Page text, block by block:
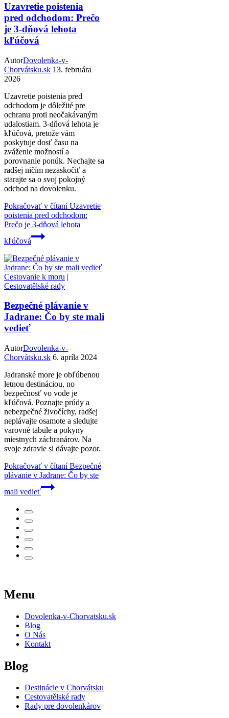
Uzavretie poistenia
pred odchodom: Prečo
je 3-dňová lehota
kľúčová
AutorDovolenka-v-
Chorvátsku.sk 13. februára
2026
Uzavretie poistenia pred
odchodom je dôležité pre
ochranu proti neočakávaným
udalostiam. 3-dňová lehota je
kľúčová, pretože vám
poskytuje dosť času na
zváženie možností a
porovnanie ponúk. Nechajte sa
radšej ničím nezaskočiť a
starajte sa o svoj pokojný
odchod na dovolenku.
Pokračovať v čítaníUzavretie
poistenia pred odchodom:
Prečo je 3-dňová lehota
kľúčová
Cestovanie k moru |
Cestovatělské rady
Bezpečné plávanie v
Jadrane: Čo by ste mali
vedieť
AutorDovolenka-v-
Chorvátsku.sk 6. apríla 2024
Jadranské more je obľúbenou
letnou destináciou, no
bezpečnosť vo vode je
kľúčová. Poznajte prúdy a
nebezpečné živočíchy, radšej
neplávajte osamote a sledujte
varovné tabule a pokyny
miestnych záchranárov. Na
svoje zdravie si dávajte pozor.
Pokračovať v čítaníBezpečné
plávanie v Jadrane: Čo by ste
mali vedieť
Menu
Dovolenka-v-Chorvatsku.sk
Blog
O Nás
Kontakt
Blog
Destinácie v Chorvátsku
Cestovatělské rady
Rady pre dovolenkárov